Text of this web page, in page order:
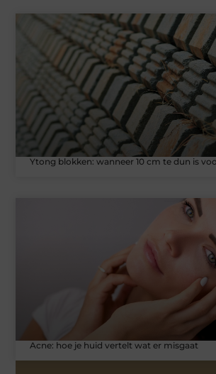
Ytong blokken: wanneer 10 cm te dun is
Acne: hoe je huid vertelt wat er misgaat